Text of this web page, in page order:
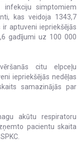
simptomiem
kas veidoja 1343,7
aptuveni iepriekšējās
gadījumi uz 100 000
citu elpceļu
iepriekšējās nedēļas
samazinājās par
akūtu respiratoru
pacientu skaita